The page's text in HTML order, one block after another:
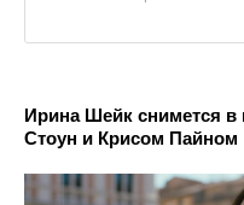
Ирина Шейк снимется
Стоун и Крисом Пайном